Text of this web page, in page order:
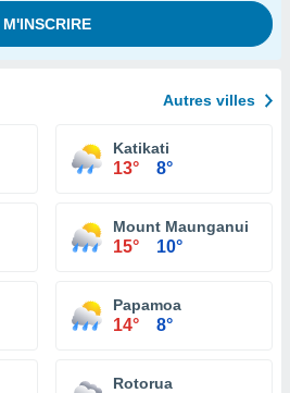
Autres villes
Katikati
13° 8°
Mount Maunganui
15° 10°
Papamoa
14° 8°
Rotorua